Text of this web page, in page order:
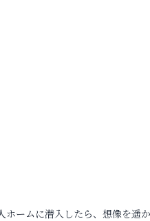
ームに潜入したら、想像を遥